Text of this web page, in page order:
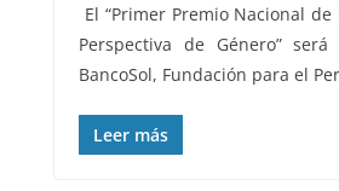
El “Primer Premio Nacional
Perspectiva de Género”
BancoSol, Fundación para el
Leer más